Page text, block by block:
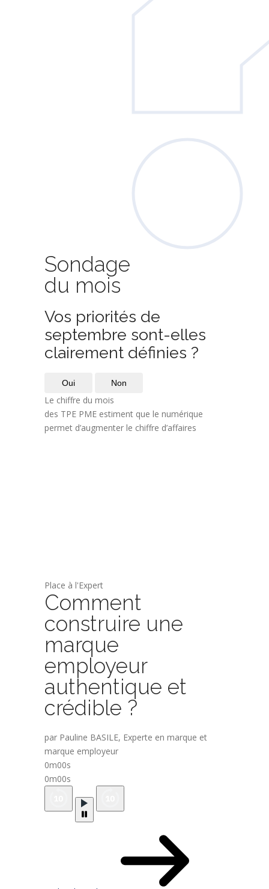
Sondage
du mois
Vos priorités de
septembre sont-elles
clairement définies ?
Oui Non
Le chiffre du mois
des TPE PME estiment que le numérique
permet d’augmenter le chiffre d’affaires
Place à l'Expert
Comment
construire une
marque
employeur
authentique et
crédible ?
par Pauline BASILE, Experte en marque et
marque employeur
0m00s
0m00s